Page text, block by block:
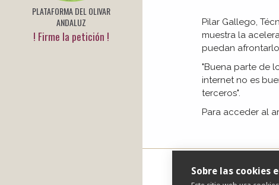
PLATAFORMA DEL OLIVAR
ANDALUZ
! Firme la petición !
Pilar Gallego,
muestra la
puedan
"Buena parte de
internet no es
terceros".
Para acceder al
Sobre las cookies